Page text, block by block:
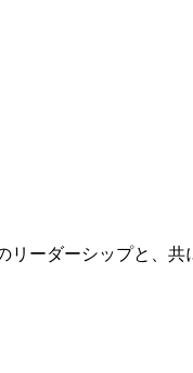
ーダーシップと、共